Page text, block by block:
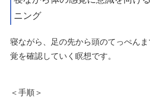
ニング
寝ながら、足の先から頭のてっぺん
覚を確認していく瞑想です。
＜手順＞